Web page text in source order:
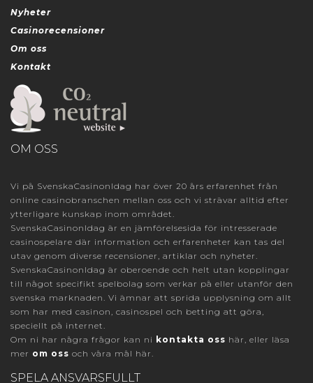
Nyheter
Casinorecensioner
Om oss
Kontakt
OM OSS
Vi på SvenskaCasinonIdag har över 20 års erfarenhet från
online casinobranschen mellan oss och vi strävar alltid efter
ytterligare kunskap inom området.
SvenskaCasinonIdag är en jämförelsesida för intresserade
casinospelare där information och erfarenheter kan tas del
utav genom diverse recensioner, artiklar och nyheter.
SvenskaCasinonIdag är oberoende och helt utan kopplingar
till något specifikt spelbolag som verkar på eller utanför den
svenska marknaden. Vi ämnar att sprida upplysning om allt
som har med casinon, casinospel och betting att göra,
speciellt på internet.
Om ni har några frågor kan ni kontakta oss här, eller läsa
mer om oss och våra mål här.
SPELA ANSVARSFULLT